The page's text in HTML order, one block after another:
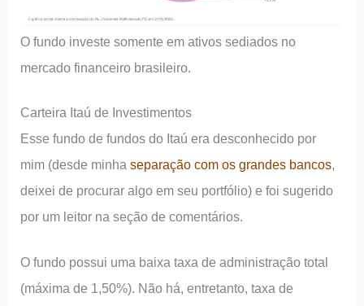
O fundo investe somente em ativos sediados no
mercado financeiro brasileiro.
Carteira Itaú de Investimentos
Esse fundo de fundos do Itaú era desconhecido por
mim (desde minhaseparação com os grandes bancos,
deixei de procurar algo em seu portfólio) e foi sugerido
por um leitor na seção de comentários.
O fundo possui uma baixa taxa de administração total
(máxima de 1,50%). Não há, entretanto, taxa de